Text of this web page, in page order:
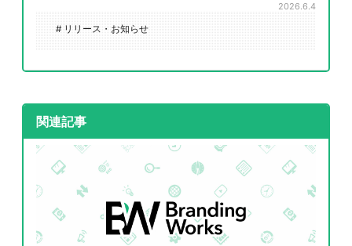
2026.6.4
# リリース・お知らせ
関連記事